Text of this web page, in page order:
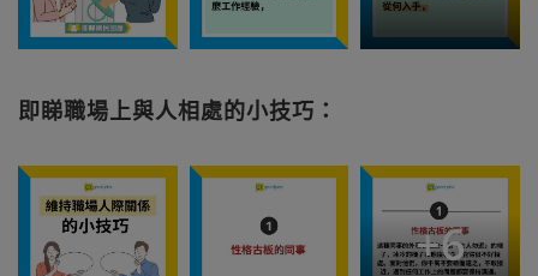
即睇職場上與人相處的小技巧：
+6